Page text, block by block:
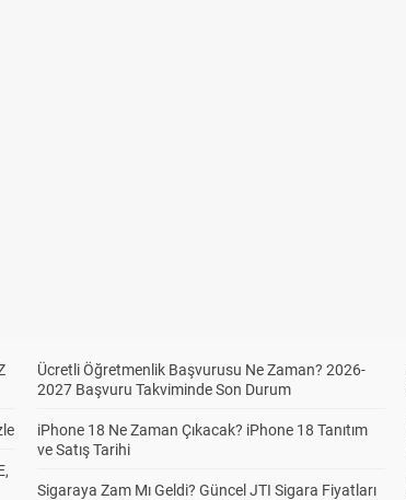
Ücretli Öğretmenlik Başvurusu Ne Zaman? 2026-
2027 Başvuru Takviminde Son Durum
iPhone 18 Ne Zaman Çıkacak? iPhone 18 Tanıtım
ve Satış Tarihi
Sigaraya Zam Mı Geldi? Güncel JTI Sigara Fiyatları